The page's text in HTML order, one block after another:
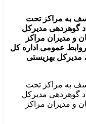
یونیسف به مراکز تحت
گوهردهی مدیرکل
و مدیران مراکز
عمومی اداره کل
مدیرکل بهزیستی
یونیسف به مراکز تحت
گوهردهی مدیرکل
و مدیران مراکز